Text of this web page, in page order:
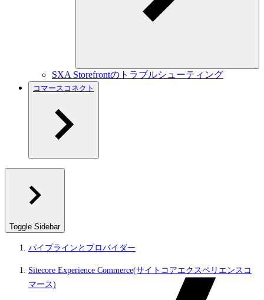
SXA Storefrontのトラブルシューティング
コマースコネクト
Toggle Sidebar
パイプラインとプロバイダー
Sitecore Experience Commerce(サイトコアエクスペリエンスコ
マース)